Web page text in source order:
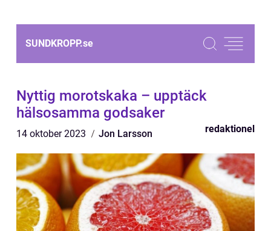
SUNDKROPP.se
Nyttig morotskaka – upptäck
hälsosamma godsaker
14 oktober 2023 Jon Larsson redaktionel